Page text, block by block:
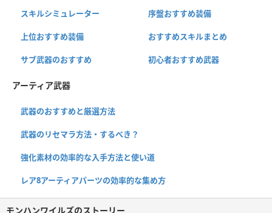
スキルシミュレーター 序盤おすすめ装備
上位おすすめ装備 おすすめスキルまとめ
サブ武器のおすすめ 初心者おすすめ武器
アーティア武器
武器のおすすめと厳選方法
武器のリセマラ方法・するべき？
強化素材の効率的な入手方法と使い道
レア8アーティアパーツの効率的な集め方
モンハンワイルズのストーリー